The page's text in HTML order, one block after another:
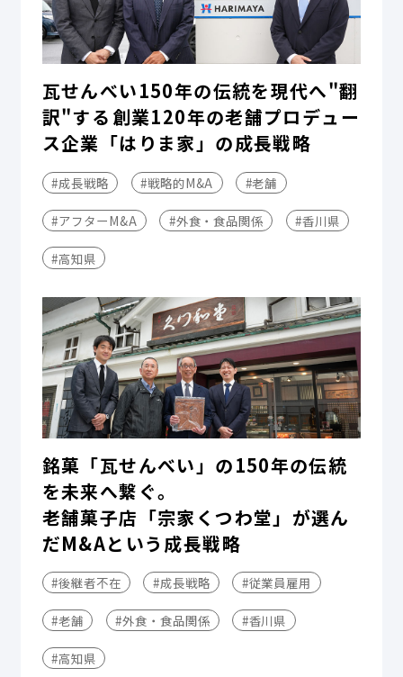
瓦せんべい150年の伝統を現代へ"翻
訳"する――創業120年の老舗プロデュー
ス企業「はりま家」の成長戦略
#成長戦略 #戦略的M&A #老舗
#アフターM&A #外食・食品関係 #香川県
#高知県
銘菓「瓦せんべい」の150年の伝統
を未来へ繋ぐ。
老舗菓子店「宗家くつわ堂」が選ん
だM&Aという成長戦略
#後継者不在 #成長戦略 #従業員雇用
#老舗 #外食・食品関係 #香川県
#高知県